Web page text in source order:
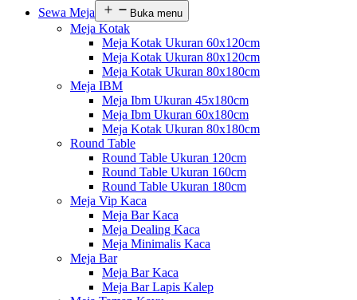
Sewa Meja
Buka menu
Meja Kotak
Meja Kotak Ukuran 60x120cm
Meja Kotak Ukuran 80x120cm
Meja Kotak Ukuran 80x180cm
Meja IBM
Meja Ibm Ukuran 45x180cm
Meja Ibm Ukuran 60x180cm
Meja Kotak Ukuran 80x180cm
Round Table
Round Table Ukuran 120cm
Round Table Ukuran 160cm
Round Table Ukuran 180cm
Meja Vip Kaca
Meja Bar Kaca
Meja Dealing Kaca
Meja Minimalis Kaca
Meja Bar
Meja Bar Kaca
Meja Bar Lapis Kalep